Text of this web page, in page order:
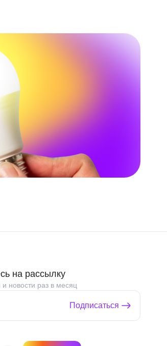
на рассылку
и новости раз в месяц
Подписаться